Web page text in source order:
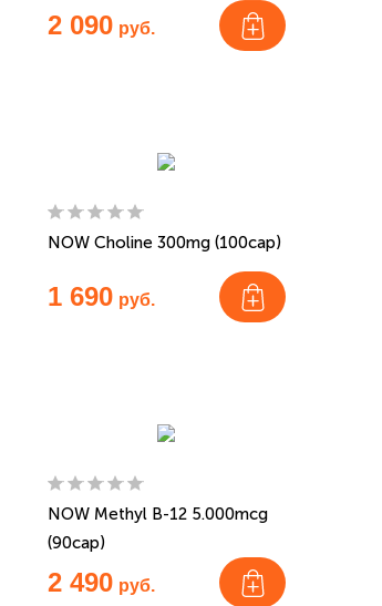
2 090 руб.
NOW Choline 300mg (100cap)
1 690 руб.
NOW Methyl B-12 5.000mcg
(90cap)
2 490 руб.